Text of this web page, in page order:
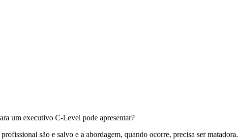
um executivo C-Level pode apresentar?
são e salvo e a abordagem, quando ocorre, precisa ser matadora.